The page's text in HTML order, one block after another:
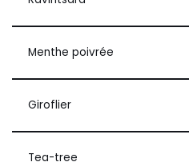
Menthe poivrée
Giroflier
Tea-tree